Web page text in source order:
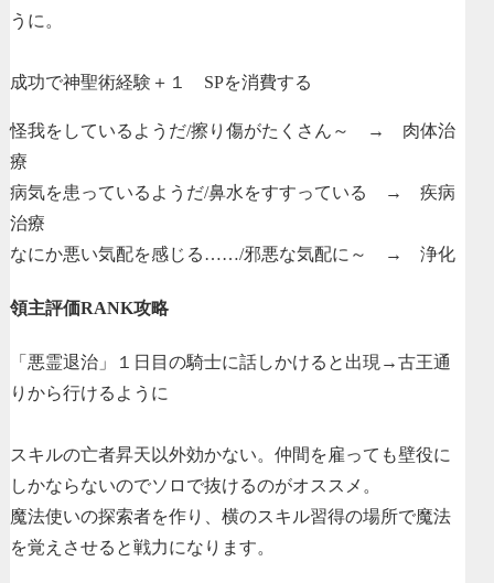
うに。
成功で神聖術経験＋１ SPを消費する
怪我をしているようだ/擦り傷がたくさん～ → 肉体治
療
病気を患っているようだ/鼻水をすすっている → 疾病
治療
なにか悪い気配を感じる……/邪悪な気配に～ → 浄化
領主評価RANK攻略
「悪霊退治」１日目の騎士に話しかけると出現→古王通
りから行けるように
スキルの亡者昇天以外効かない。仲間を雇っても壁役に
しかならないのでソロで抜けるのがオススメ。
魔法使いの探索者を作り、横のスキル習得の場所で魔法
を覚えさせると戦力になります。